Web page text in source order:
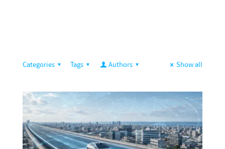
Categories Tags Authors Show all